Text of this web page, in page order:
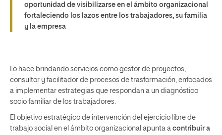
oportunidad de visibilizarse en el ámbito organizacional
fortaleciendo los lazos entre los trabajadores, su familia
y la empresa
Lo hace brindando servicios como gestor de proyectos,
consultor y facilitador de procesos de trasformación, enfocados
a implementar estrategias que respondan a un diagnóstico
socio familiar de los trabajadores.
El objetivo estratégico de intervención del ejercicio libre de
trabajo social en el ámbito organizacional apunta a contribuir a